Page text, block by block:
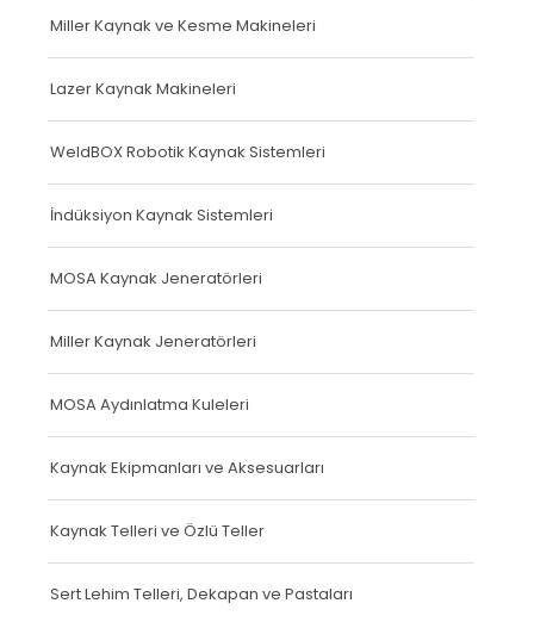
Miller Kaynak ve Kesme Makineleri
Lazer Kaynak Makineleri
WeldBOX Robotik Kaynak Sistemleri
İndüksiyon Kaynak Sistemleri
MOSA Kaynak Jeneratörleri
Miller Kaynak Jeneratörleri
MOSA Aydınlatma Kuleleri
Kaynak Ekipmanları ve Aksesuarları
Kaynak Telleri ve Özlü Teller
Sert Lehim Telleri, Dekapan ve Pastaları